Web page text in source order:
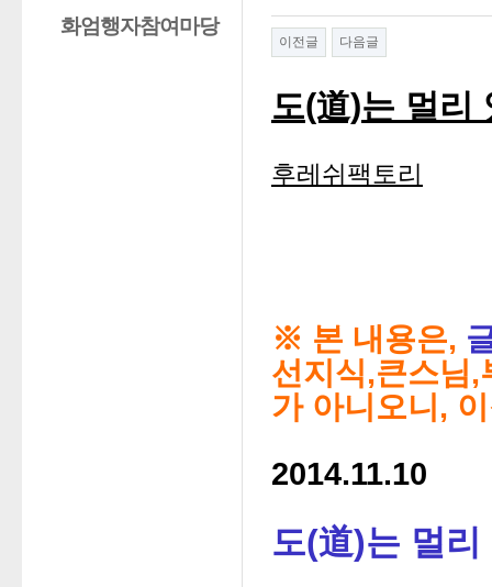
화엄행자참여마당
이전글 다음글
도(道)는 멀리
후레쉬팩토리
※ 본 내용은,
선지식,큰스님,
가 아니오니,
2014.11.10
도(道)는 멀